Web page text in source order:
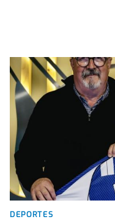
DEPORTES